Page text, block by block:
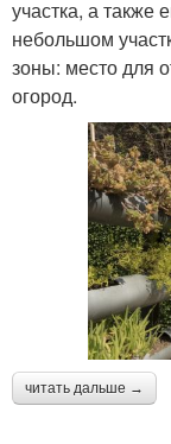
участка, а также
небольшом
зоны: место для
огород.
читать дальше →